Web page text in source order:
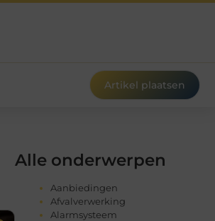
Artikel plaatsen
Alle onderwerpen
Aanbiedingen
Afvalverwerking
Alarmsysteem